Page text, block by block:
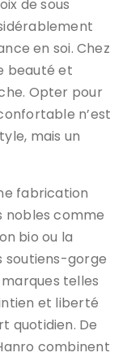
de sous
en soi. Chez
beauté et
Opter pour
n’est
mais un
fabrication
nobles comme
bio ou la
soutiens-gorge
telles
et liberté
quotidien. De
combinent